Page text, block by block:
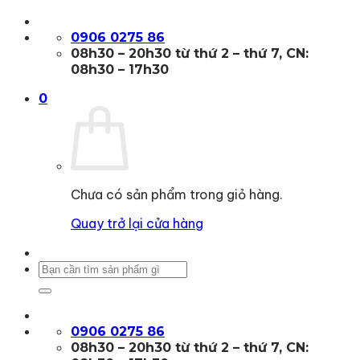
qua
0906 0275 86
08h30 – 20h30 từ thứ 2 – thứ 7, CN:
08h30 – 17h30
0
Chưa có sản phẩm trong giỏ hàng.
Quay trở lại cửa hàng
Tìm
0906 0275 86
08h30 – 20h30 từ thứ 2 – thứ 7, CN: